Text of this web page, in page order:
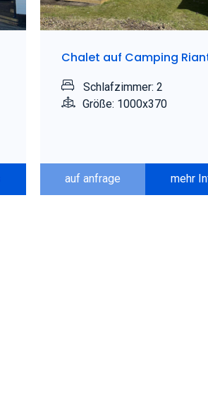
Chalet auf Camping
Schlafzimmer: 2
Größe: 1000x370
auf anfrage mehr